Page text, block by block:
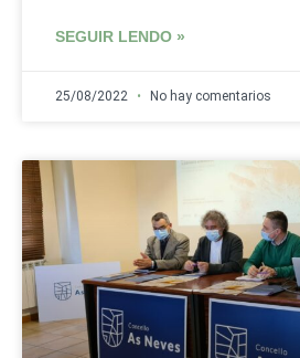
SEGUIR LENDO »
25/08/2022 No hay comentarios